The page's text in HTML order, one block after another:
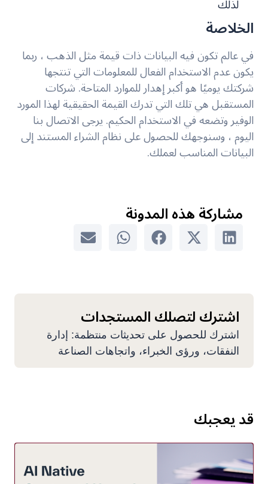
لذلك
الخلاصة
في عالم تكون فيه البيانات ذات قيمة مثل الذهب ، ربما
يكون عدم الاستخدام الفعال للمعلومات التي تنتجها
شركتك يوميًا هو أكبر إهدار للموارد المتاحة. شركات
المستقبل هي تلك التي تدرك القيمة الحقيقية لهذا المورد
الوفير وتضعه في الاستخدام الحكيم. يرجى الاتصال بنا
اليوم ، وسنوجهك للحصول على نظام الشراء المستند إلى
البيانات المناسب لعملك.
مشاركة هذه المدونة
اشترك لتصلك المستجدات
اشترك للحصول على تحديثات منتظمة: إدارة
النفقات، ورؤى الخبراء، واتجاهات الصناعة
قد يعجبك